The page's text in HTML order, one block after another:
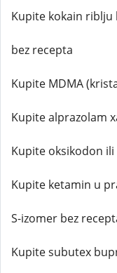
Kupite kokain riblju
bez recepta
Kupite MDMA
Kupite alprazolam
Kupite oksikodon
Kupite ketamin u
S-izomer bez
Kupite subutex